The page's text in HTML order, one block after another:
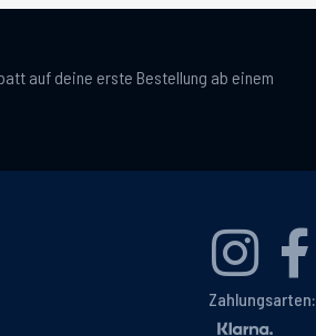
auf deine erste Bestellung ab einem
Zahlungsarten: